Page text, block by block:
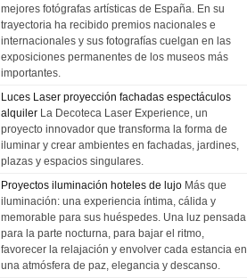
mejores fotógrafas artísticas de España. En su
trayectoria ha recibido premios nacionales e
internacionales y sus fotografías cuelgan en las
exposiciones permanentes de los museos más
importantes.
Luces Laser proyección fachadas espectáculos
alquiler La Decoteca Laser Experience, un
proyecto innovador que transforma la forma de
iluminar y crear ambientes en fachadas, jardines,
plazas y espacios singulares.
Proyectos iluminación hoteles de lujo Más que
iluminación: una experiencia íntima, cálida y
memorable para sus huéspedes. Una luz pensada
para la parte nocturna, para bajar el ritmo,
favorecer la relajación y envolver cada estancia en
una atmósfera de paz, elegancia y descanso.